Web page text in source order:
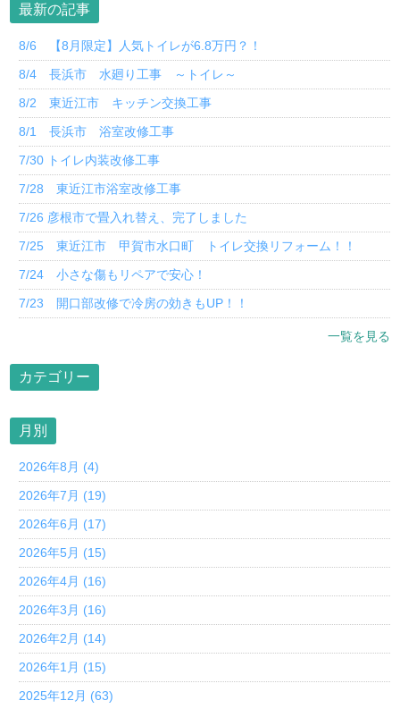
最新の記事
8/6 【8月限定】人気トイレが6.8万円？！
8/4 長浜市 水廻り工事 ～トイレ～
8/2 東近江市 キッチン交換工事
8/1 長浜市 浴室改修工事
7/30 トイレ内装改修工事
7/28 東近江市浴室改修工事
7/26 彦根市で畳入れ替え、完了しました
7/25 東近江市 甲賀市水口町 トイレ交換リフォーム！！
7/24 小さな傷もリペアで安心！
7/23 開口部改修で冷房の効きもUP！！
一覧を見る
カテゴリー
月別
2026年8月 (4)
2026年7月 (19)
2026年6月 (17)
2026年5月 (15)
2026年4月 (16)
2026年3月 (16)
2026年2月 (14)
2026年1月 (15)
2025年12月 (63)